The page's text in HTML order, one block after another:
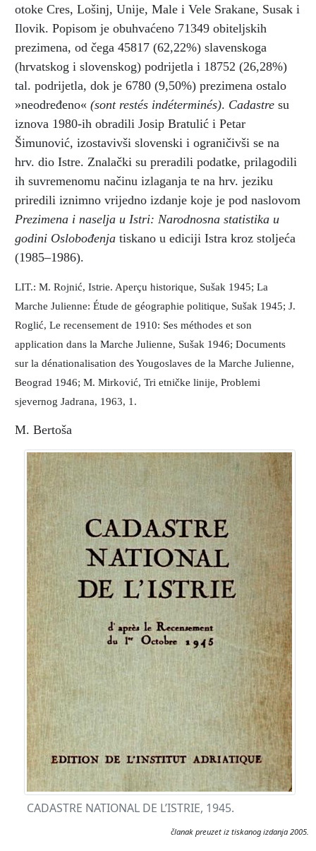
otoke Cres, Lošinj, Unije, Male i Vele Srakane, Susak i
Ilovik. Popisom je obuhvaćeno 71349 obiteljskih
prezimena, od čega 45817 (62,22%) slavenskoga
(hrvatskog i slovenskog) podrijetla i 18752 (26,28%)
tal. podrijetla, dok je 6780 (9,50%) prezimena ostalo
»neodređeno« (sont restés indéterminés). Cadastre su
iznova 1980-ih obradili Josip Bratulić i Petar
Šimunović, izostavivši slovenski i ograničivši se na
hrv. dio Istre. Znalački su preradili podatke, prilagodili
ih suvremenomu načinu izlaganja te na hrv. jeziku
priredili iznimno vrijedno izdanje koje je pod naslovom
Prezimena i naselja u Istri: Narodnosna statistika u
godini Oslobođenja tiskano u ediciji Istra kroz stoljeća
(1985–1986).
LIT.: M. Rojnić, Istrie. Aperçu historique, Sušak 1945; La
Marche Julienne: Étude de géographie politique, Sušak 1945; J.
Roglić, Le recensement de 1910: Ses méthodes et son
application dans la Marche Julienne, Sušak 1946; Documents
sur la dénationalisation des Yougoslaves de la Marche Julienne,
Beograd 1946; M. Mirković, Tri etničke linije, Problemi
sjevernog Jadrana, 1963, 1.
M. Bertoša
CADASTRE NATIONAL DE L’ISTRIE, 1945.
članak preuzet iz tiskanog izdanja 2005.